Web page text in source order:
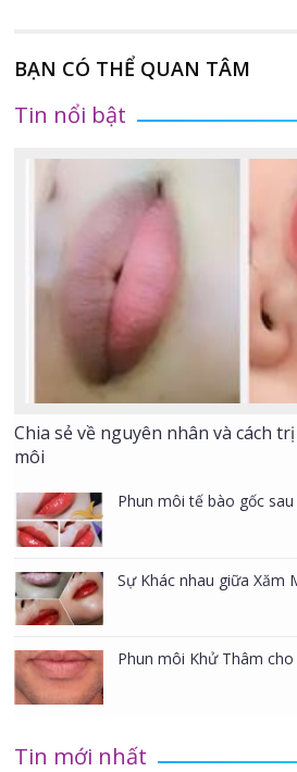
BẠN CÓ THỂ QUAN TÂM
Tin nổi bật
Chia sẻ về nguyên nhân và cách
môi
Phun môi tế bào gốc
Sự Khác nhau giữa Xăm
Phun môi Khử Thâm
Tin mới nhất